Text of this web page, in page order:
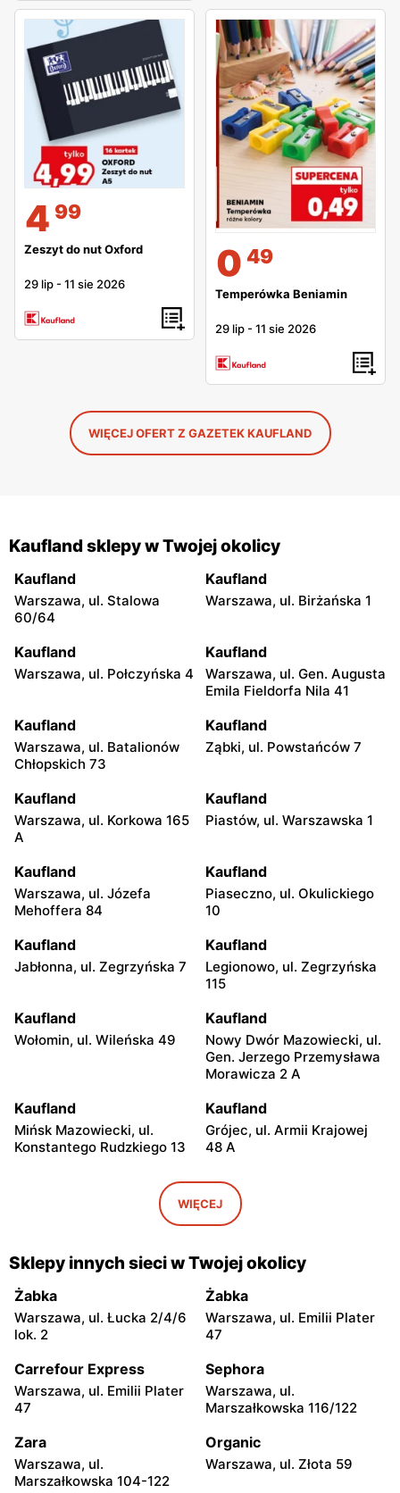
4 99
Zeszyt do nut Oxford
29 lip -11 sie 2026 0 49
Temperówka Beniamin
29 lip -11 sie 2026
WIĘCEJ OFERT Z GAZETEK KAUFLAND
Kaufland sklepy w Twojej okolicy
Kaufland
Warszawa, ul. Stalowa
60/64
Kaufland
Warszawa, ul. Birżańska 1
Kaufland
Warszawa, ul. Połczyńska 4
Kaufland
Warszawa, ul. Gen. Augusta
Emila Fieldorfa Nila 41
Kaufland
Warszawa, ul. Batalionów
Chłopskich 73
Kaufland
Ząbki, ul. Powstańców 7
Kaufland
Warszawa, ul. Korkowa 165
A
Kaufland
Piastów, ul. Warszawska 1
Kaufland
Warszawa, ul. Józefa
Mehoffera 84
Kaufland
Piaseczno, ul. Okulickiego
10
Kaufland
Jabłonna, ul. Zegrzyńska 7
Kaufland
Legionowo, ul. Zegrzyńska
115
Kaufland
Wołomin, ul. Wileńska 49
Kaufland
Nowy Dwór Mazowiecki, ul.
Gen. Jerzego Przemysława
Morawicza 2 A
Kaufland
Mińsk Mazowiecki, ul.
Konstantego Rudzkiego 13
Kaufland
Grójec, ul. Armii Krajowej
48 A
Kaufland
Wyszków, ul. Centralna 2
Kaufland
Sochaczew al. 600-lecia
39
Kaufland
Garwolin, ul. Kościuszki 65
Kaufland
Wyklętych 16
Kaufland
Prym. Stefana
Wyszyńskiego 13/15
Kaufland
Łowicz, ul. Stefana
Starzyńskiego 10-12
Kaufland
Ciechanów, ul. Armii
Krajowej 15
WIĘCEJ
Sklepy innych sieci w Twojej okolicy
Żabka
Warszawa, ul. Łucka 2/4/6
lok. 2
Żabka
Warszawa, ul. Emilii Plater
47
Carrefour Express
Warszawa, ul. Emilii Plater
47
Sephora
Warszawa, ul.
Marszałkowska 116/122
Zara
Warszawa, ul.
Marszałkowska 104-122
Organic
Warszawa, ul. Złota 59